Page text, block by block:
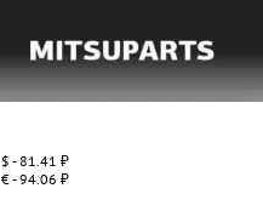
$ - 81.41 ₽
€ - 94.06 ₽